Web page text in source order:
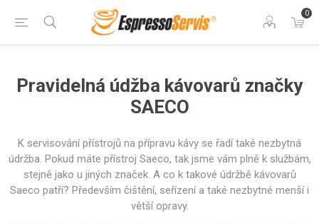
0
Pravidelná údžba kávovarů značky
SAECO
K servisování přístrojů na přípravu kávy se řadí také nezbytná
údržba. Pokud máte přístroj Saeco, tak jsme vám plně k službám,
stejně jako u jiných značek. A co k takové údržbě kávovarů
Saeco patří? Především čištění, seřízení a také nezbytné menší i
větší opravy.